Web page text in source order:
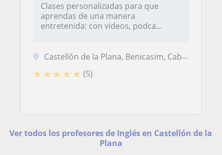
Clases personalizadas para que
aprendas de una manera
entretenida: con videos, podca...
Castellón de la Plana, Benicasim, Cabanes (Castellón), La Pobla Tornes...
★ ★ ★ ★ ★ (5)
Ver todos los profesores de Inglés en Castellón de la
Plana